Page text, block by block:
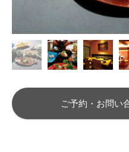
ご予約・お問い